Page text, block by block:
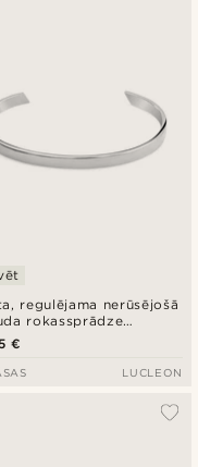
regulējama nerūsējošā
rokassprādze
krāsā, 5 mm
€
LUCLEON